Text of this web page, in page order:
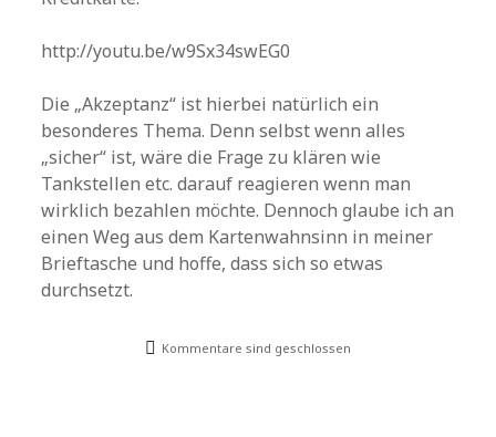
http://youtu.be/w9Sx34swEG0
Die „Akzeptanz“ ist hierbei natürlich ein
besonderes Thema. Denn selbst wenn alles
„sicher“ ist, wäre die Frage zu klären wie
Tankstellen etc. darauf reagieren wenn man
wirklich bezahlen möchte. Dennoch glaube ich an
einen Weg aus dem Kartenwahnsinn in meiner
Brieftasche und hoffe, dass sich so etwas
durchsetzt.
Kommentare sind geschlossen